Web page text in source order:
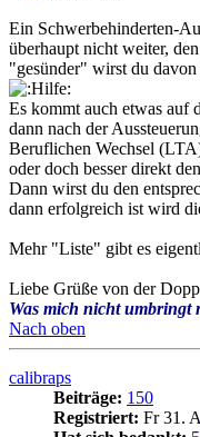
Ein Schwerbehinderten-
überhaupt nicht weiter,
"gesünder" wirst du
Es kommt auch etwas auf
dann nach der
Beruflichen Wechsel
oder doch besser direkt
Dann wirst du den
dann erfolgreich ist wird
Mehr "Liste" gibt es
Liebe Grüße von der
Was mich nicht umbringt
Nach oben
calibraps
Beiträge: 150
Registriert: Fr 31.